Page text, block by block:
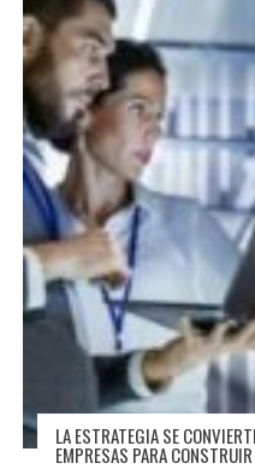
LA ESTRATEGIA SE
EMPRESAS PARA